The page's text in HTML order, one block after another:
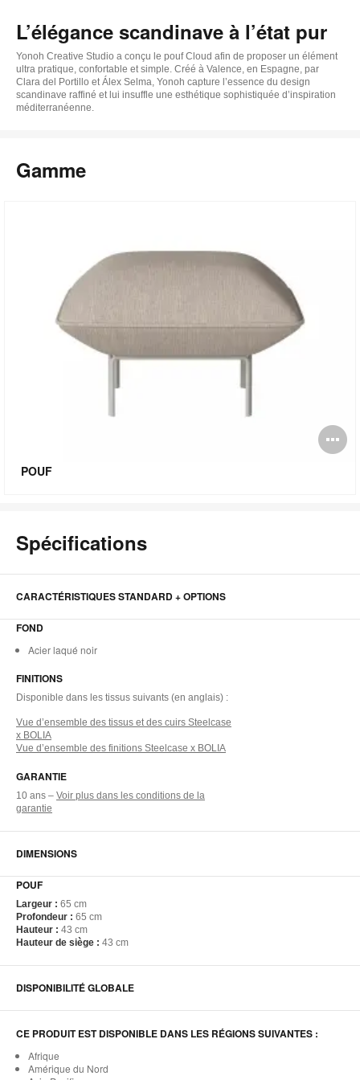
L’élégance scandinave à l’état pur
Yonoh Creative Studio a conçu le pouf Cloud afin de proposer un élément
ultra pratique, confortable et simple. Créé à Valence, en Espagne, par
Clara del Portillo et Álex Selma, Yonoh capture l’essence du design
scandinave raffiné et lui insuffle une esthétique sophistiquée d’inspiration
méditerranéenne.
Gamme
POUF
Spécifications
CARACTÉRISTIQUES STANDARD + OPTIONS
FOND
Acier laqué noir
FINITIONS
Disponible dans les tissus suivants (en anglais) :
Vue d’ensemble des tissus et des cuirs Steelcase
x BOLIA
Vue d’ensemble des finitions Steelcase x BOLIA
GARANTIE
10 ans – Voir plus dans les conditions de la
garantie
DIMENSIONS
POUF
Largeur : 65 cm​
Profondeur : 65 cm​
Hauteur : 43 cm​
Hauteur de siège : 43 cm​
DISPONIBILITÉ GLOBALE
CE PRODUIT EST DISPONIBLE DANS LES RÉGIONS SUIVANTES :
Afrique
Amérique du Nord